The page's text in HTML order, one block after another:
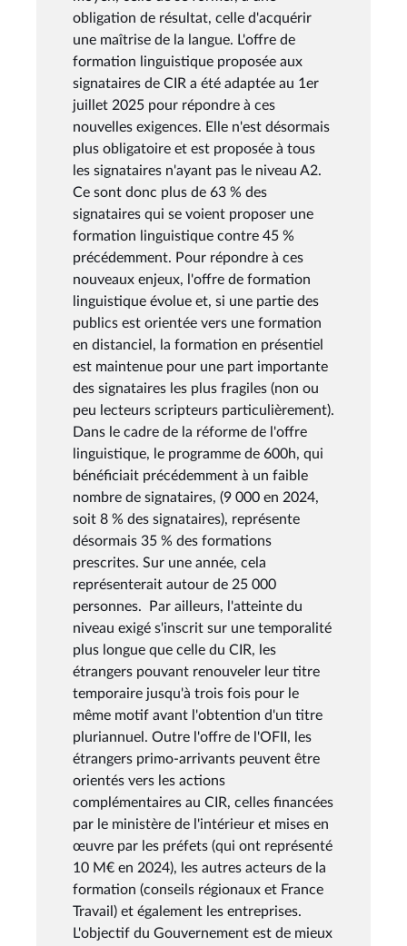
obligation de résultat, celle d'acquérir
une maîtrise de la langue. L'offre de
formation linguistique proposée aux
signataires de CIR a été adaptée au 1er
juillet 2025 pour répondre à ces
nouvelles exigences. Elle n'est désormais
plus obligatoire et est proposée à tous
les signataires n'ayant pas le niveau A2.
Ce sont donc plus de 63 % des
signataires qui se voient proposer une
formation linguistique contre 45 %
précédemment. Pour répondre à ces
nouveaux enjeux, l'offre de formation
linguistique évolue et, si une partie des
publics est orientée vers une formation
en distanciel, la formation en présentiel
est maintenue pour une part importante
des signataires les plus fragiles (non ou
peu lecteurs scripteurs particulièrement).
Dans le cadre de la réforme de l'offre
linguistique, le programme de 600h, qui
bénéficiait précédemment à un faible
nombre de signataires, (9 000 en 2024,
soit 8 % des signataires), représente
désormais 35 % des formations
prescrites. Sur une année, cela
représenterait autour de 25 000
personnes. Par ailleurs, l'atteinte du
niveau exigé s'inscrit sur une temporalité
plus longue que celle du CIR, les
étrangers pouvant renouveler leur titre
temporaire jusqu'à trois fois pour le
même motif avant l'obtention d'un titre
pluriannuel. Outre l'offre de l'OFII, les
étrangers primo-arrivants peuvent être
orientés vers les actions
complémentaires au CIR, celles financées
par le ministère de l'intérieur et mises en
œuvre par les préfets (qui ont représenté
10 M€ en 2024), les autres acteurs de la
formation (conseils régionaux et France
Travail) et également les entreprises.
L'objectif du Gouvernement est de mieux